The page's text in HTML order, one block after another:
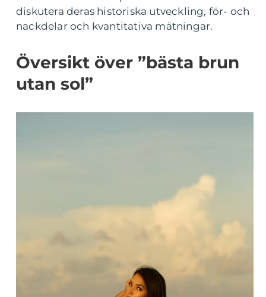
diskutera deras historiska utveckling, för- och
nackdelar och kvantitativa mätningar.
Översikt över ”bästa brun
utan sol”